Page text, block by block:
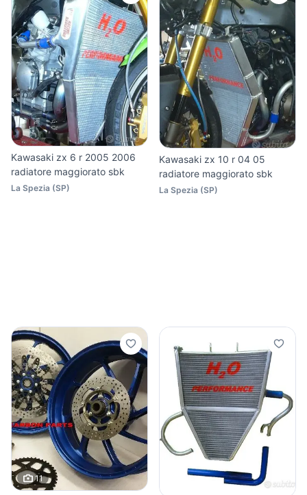
Kawasaki zx 6 r 2005 2006
radiatore maggiorato sbk
La Spezia (SP)
Kawasaki zx 10 r 04 05
radiatore maggiorato sbk
La Spezia (SP)
11